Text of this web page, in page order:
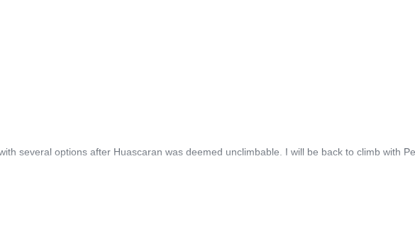
several options after Huascaran was deemed unclimbable. I will be back to climb with